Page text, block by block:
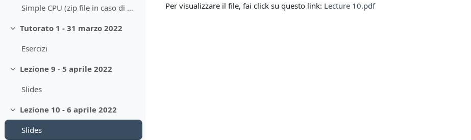
Simple CPU (zip file in caso di problemi di download)
Minimizza
Tutorato 1 - 31 marzo 2022
Esercizi
Minimizza
Lezione 9 - 5 aprile 2022
Slides
Minimizza
Lezione 10 - 6 aprile 2022
Slides
Per visualizzare il file, fai click su questo link: Lecture 10.pdf